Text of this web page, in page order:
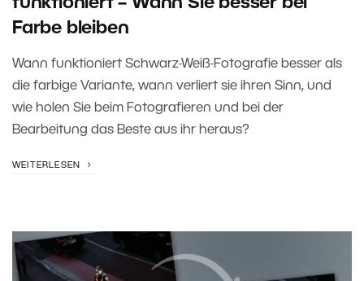
funktioniert – Wann Sie besser bei
Farbe bleiben
Wann funktioniert Schwarz-Weiß-Fotografie besser als
die farbige Variante, wann verliert sie ihren Sinn, und
wie holen Sie beim Fotografieren und bei der
Bearbeitung das Beste aus ihr heraus?
WEITERLESEN